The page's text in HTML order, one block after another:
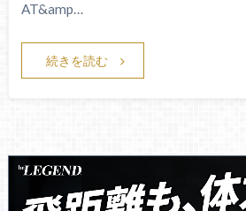
AT&amp…
続きを読む